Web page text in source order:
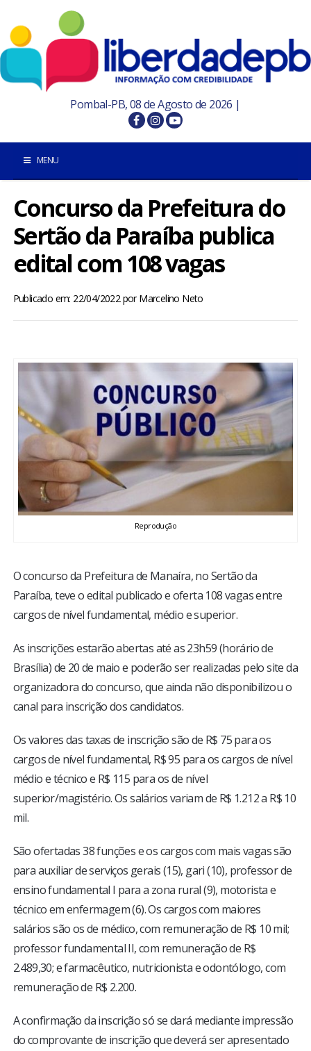
Pombal-PB, 08 de Agosto de 2026 |
MENU
INÍCIO
POMBAL E REGIÃO
BRASIL
ESPORTES
ENTRETENIMENTO
ENQUETE
TV LPB
COLUNISTAS
Concurso da Prefeitura do
Sertão da Paraíba publica
edital com 108 vagas
Publicado em: 22/04/2022porMarcelino Neto
Reprodução
O concurso da Prefeitura de Manaíra, no Sertão da
Paraíba, teve o edital publicado e oferta 108 vagas entre
cargos de nível fundamental, médio e superior.
As inscrições estarão abertas até as 23h59 (horário de
Brasília) de 20 de maio e poderão ser realizadas pelo site da
organizadora do concurso, que ainda não disponibilizou o
canal para inscrição dos candidatos.
Os valores das taxas de inscrição são de R$ 75 para os
cargos de nível fundamental, R$ 95 para os cargos de nível
médio e técnico e R$ 115 para os de nível
superior/magistério. Os salários variam de R$ 1.212 a R$ 10
mil.
São ofertadas 38 funções e os cargos com mais vagas são
para auxiliar de serviços gerais (15), gari (10), professor de
ensino fundamental I para a zona rural (9), motorista e
técnico em enfermagem (6). Os cargos com maiores
salários são os de médico, com remuneração de R$ 10 mil;
professor fundamental II, com remuneração de R$
2.489,30; e farmacêutico, nutricionista e odontólogo, com
remuneração de R$ 2.200.
A confirmação da inscrição só se dará mediante impressão
do comprovante de inscrição que deverá ser apresentado